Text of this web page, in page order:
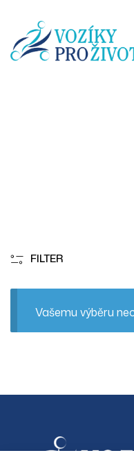
FILTER
Vašemu výběru